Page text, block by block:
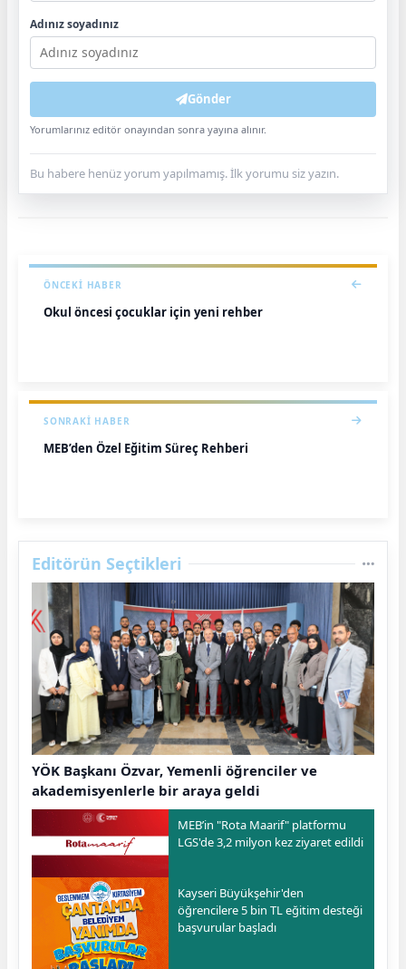
Adınız soyadınız
Gönder
Yorumlarınız editör onayından sonra yayına alınır.
Bu habere henüz yorum yapılmamış. İlk yorumu siz yazın.
ÖNCEKI HABER
Okul öncesi çocuklar için yeni rehber
SONRAKI HABER
MEB’den Özel Eğitim Süreç Rehberi
Editörün Seçtikleri
YÖK Başkanı Özvar, Yemenli öğrenciler ve
akademisyenlerle bir araya geldi
MEB’in "Rota Maarif" platformu
LGS'de 3,2 milyon kez ziyaret edildi
Kayseri Büyükşehir'den
öğrencilere 5 bin TL eğitim desteği
başvurular başladı